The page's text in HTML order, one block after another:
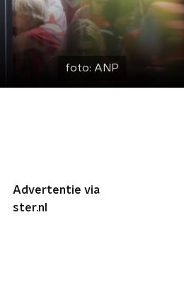
foto: ANP
Advertentie via
ster.nl